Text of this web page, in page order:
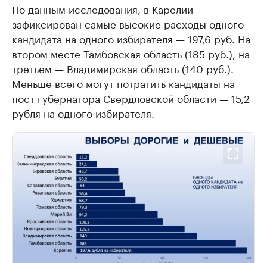
По данным исследования, в Карелии
зафиксирован самые высокие расходы одного
кандидата на одного избирателя — 197,6 руб. На
втором месте Тамбовская область (185 руб.), на
третьем — Владимирская область (140 руб.).
Меньше всего могут потратить кандидаты на
пост губернатора Свердловской области — 15,2
рубля на одного избирателя.